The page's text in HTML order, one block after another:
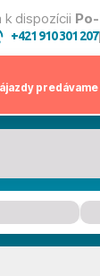
k dispozícii
+421 910 301 207|
predávame